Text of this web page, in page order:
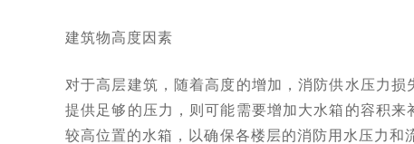
建筑物高度因素
对于高层建筑，随着高度的增加，消防供水压力
提供足够的压力，则可能需要增加大水箱的容积
较高位置的水箱，以确保各楼层的消防用水压力和